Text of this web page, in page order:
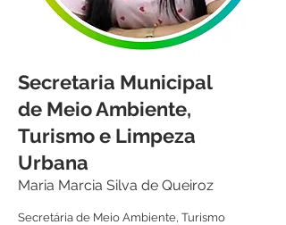
Secretaria Municipal
de Meio Ambiente,
Turismo e Limpeza
Urbana
Maria Marcia Silva de Queiroz
Secretária de Meio Ambiente, Turismo